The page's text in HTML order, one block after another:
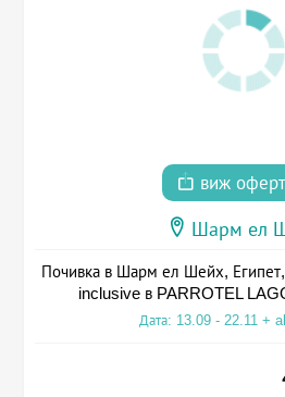
виж
Шарм ел
Почивка в Шарм ел Шейх,
inclusive в PARROTEL
Дата: 13.09 - 22.11 +